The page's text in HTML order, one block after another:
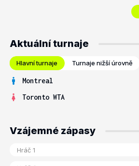
Aktuální turnaje
Hlavní turnaje Turnaje nižší úrovně
Montreal
Toronto WTA
Vzájemné zápasy